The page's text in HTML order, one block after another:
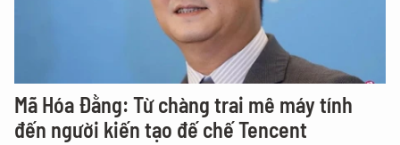
Mã Hóa Đằng: Từ chàng trai mê máy tính
đến người kiến tạo đế chế Tencent